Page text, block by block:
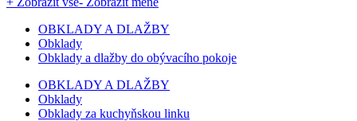
OBKLADY A DLAŽBY
Obklady
Obklady a dlažby do obývacího pokoje
OBKLADY A DLAŽBY
Obklady
Obklady za kuchyňskou linku